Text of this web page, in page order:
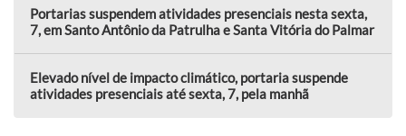
Portarias suspendem atividades presenciais nesta sexta,
7, em Santo Antônio da Patrulha e Santa Vitória do Palmar
Elevado nível de impacto climático, portaria suspende
atividades presenciais até sexta, 7, pela manhã